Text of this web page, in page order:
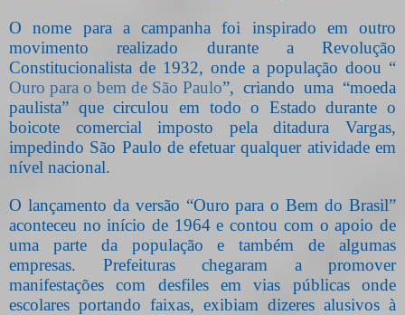
O nome para a campanha foi inspirado em outro
movimento realizado durante a Revolução
Constitucionalista de 1932, onde a população doou “
Ouro para o bem de São Paulo”, criando uma “moeda
paulista” que circulou em todo o Estado durante o
boicote comercial imposto pela ditadura Vargas,
impedindo São Paulo de efetuar qualquer atividade em
nível nacional.
O lançamento da versão “Ouro para o Bem do Brasil”
aconteceu no início de 1964 e contou com o apoio de
uma parte da população e também de algumas
empresas. Prefeituras chegaram a promover
manifestações com desfiles em vias públicas onde
escolares portando faixas, exibiam dizeres alusivos à